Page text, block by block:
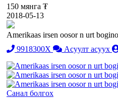
150 мянга ₮
2018-05-13
Amerikaas irsen oosor n urt
9918300X
Асуулт асуух
Санал болгох